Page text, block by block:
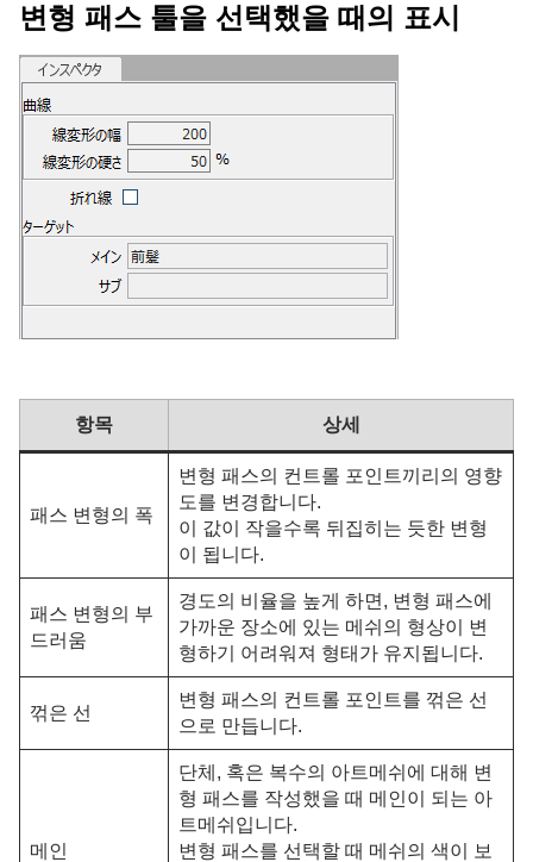
변형 패스 툴을 선택했을 때의 표시
항목 상세
패스 변형의 폭
변형 패스의 컨트롤 포인트끼리의 영향
도를 변경합니다.
이 값이 작을수록 뒤집히는 듯한 변형
이 됩니다.
패스 변형의 부
드러움
경도의 비율을 높게 하면, 변형 패스에
가까운 장소에 있는 메쉬의 형상이 변
형하기 어려워져 형태가 유지됩니다.
꺾은 선
변형 패스의 컨트롤 포인트를 꺾은 선
으로 만듭니다.
메인
단체, 혹은 복수의 아트메쉬에 대해 변
형 패스를 작성했을 때 메인이 되는 아
트메쉬입니다.
변형 패스를 선택할 때 메쉬의 색이 보